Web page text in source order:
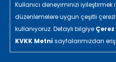
in/
Kullanıcı deneyiminizi
düzenlemelere uygun çeşitli
kullanıyoruz. Detaylı bilgiye
KVKK Metnisayfalarımızdan